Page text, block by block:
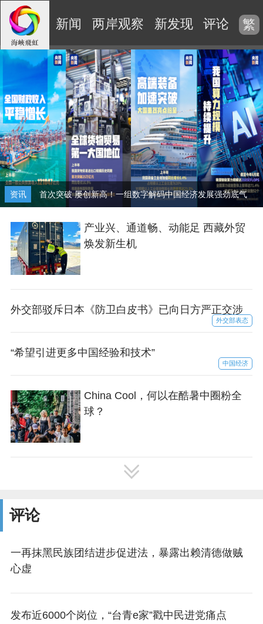
新闻 两岸观察 新发现 评论 视
繁
资讯 首次突破 屡创新高！一组数字解码中国经济发展强劲底气
产业兴、通道畅、动能足 西藏外贸
焕发新生机
外交部驳斥日本《防卫白皮书》已向日方严正交涉
外交部表态
“希望引进更多中国经验和技术”
中国经济
China Cool，何以在酷暑中圈粉全
球？
评论
一再抹黑民族团结进步促进法，暴露出赖清德做贼
心虚
发布近6000个岗位，“台青e家”戳中民进党痛点